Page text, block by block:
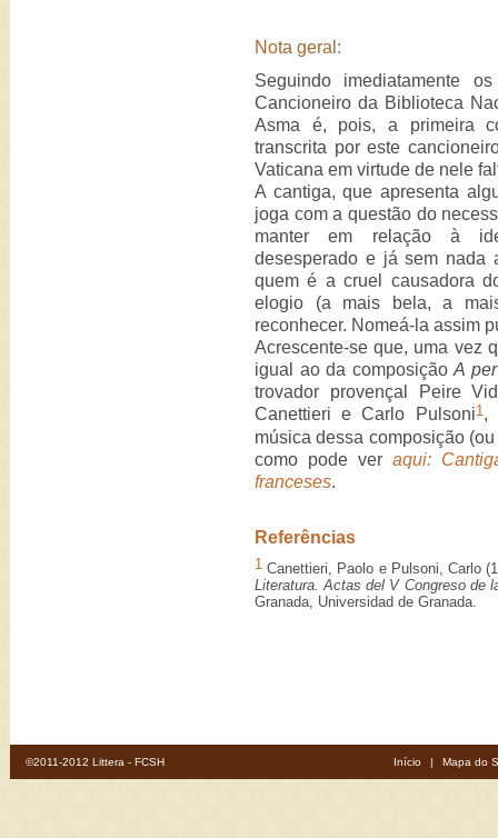
Nota geral:
Seguindo imediatamente
Cancioneiro da Biblioteca
Asma é, pois, a primeira
transcrita por este
Vaticana em virtude de nele
A cantiga, que apresenta
joga com a questão do
manter em relação à
desesperado e já sem nada
quem é a cruel causadora
elogio (a mais bela, a
reconhecer. Nomeá-la assim
Acrescente-se que, uma vez
igual ao da composiçãoA
trovador provençal Peire
Canettieri e Carlo Pulsoni1,
música dessa composição
como pode ver aqui:
franceses.
Referências
1 Canettieri, Paolo e Pulsoni, Carlo
Literatura. Actas del V Congreso de
Granada, Universidad de Granada.
©2011-2012 Littera - FCSH Início | Mapa do